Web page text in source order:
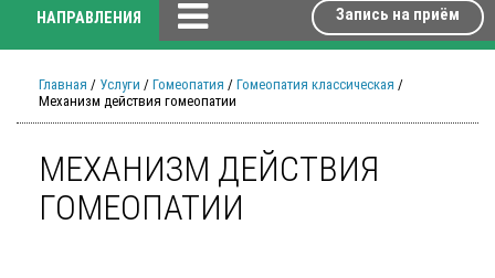
НАПРАВЛЕНИЯ Запись на приём
Главная / Услуги / Гомеопатия / Гомеопатия классическая /
Механизм действия гомеопатии
МЕХАНИЗМ ДЕЙСТВИЯ
ГОМЕОПАТИИ